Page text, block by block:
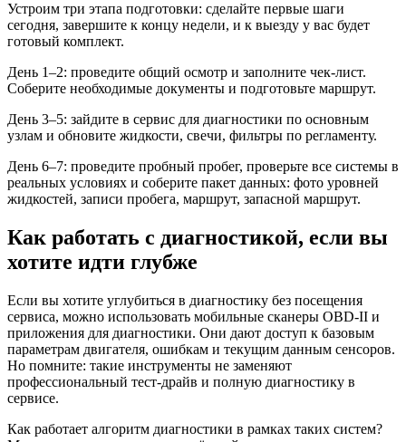
Устроим три этапа подготовки: сделайте первые шаги
сегодня, завершите к концу недели, и к выезду у вас будет
готовый комплект.
День 1–2: проведите общий осмотр и заполните чек‑лист.
Соберите необходимые документы и подготовьте маршрут.
День 3–5: зайдите в сервис для диагностики по основным
узлам и обновите жидкости, свечи, фильтры по регламенту.
День 6–7: проведите пробный пробег, проверьте все системы в
реальных условиях и соберите пакет данных: фото уровней
жидкостей, записи пробега, маршрут, запасной маршрут.
Как работать с диагностикой, если вы
хотите идти глубже
Если вы хотите углубиться в диагностику без посещения
сервиса, можно использовать мобильные сканеры OBD‑II и
приложения для диагностики. Они дают доступ к базовым
параметрам двигателя, ошибкам и текущим данным сенсоров.
Но помните: такие инструменты не заменяют
профессиональный тест‑драйв и полную диагностику в
сервисе.
Как работает алгоритм диагностики в рамках таких систем?